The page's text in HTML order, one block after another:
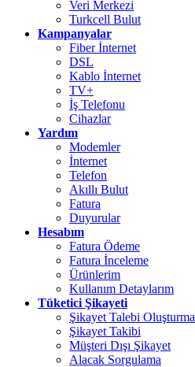
Veri Merkezi
Turkcell Bulut
Kampanyalar
Fiber İnternet
DSL
Kablo İnternet
TV+
İş Telefonu
Cihazlar
Yardım
Modemler
İnternet
Telefon
Akıllı Bulut
Fatura
Duyurular
Hesabım
Fatura Ödeme
Fatura İnceleme
Ürünlerim
Kullanım Detaylarım
Tüketici Şikayeti
Şikayet Talebi Oluşturma
Şikayet Takibi
Müşteri Dışı Şikayet
Alacak Sorgulama